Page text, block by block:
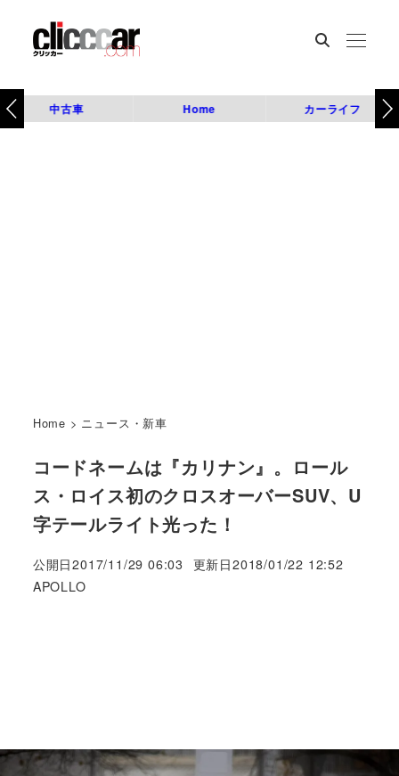
中古車 Home カーライフ
Home > ニュース・新車
コードネームは『カリナン』。ロール
ス・ロイス初のクロスオーバーSUV、U
字テールライト光った！
公開日2017/11/29 06:03 更新日2018/01/22 12:52
著
APOLLO